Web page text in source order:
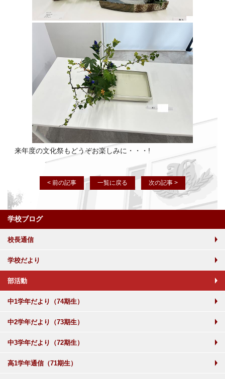
来年度の文化祭もどうぞお楽しみに・・・!
< 前の記事 一覧に戻る 次の記事 >
学校ブログ
校長通信
学校だより
部活動
中1学年だより（74期生）
中2学年だより（73期生）
中3学年だより（72期生）
高1学年通信（71期生）